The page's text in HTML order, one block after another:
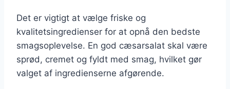
Det er vigtigt at vælge friske og
kvalitetsingredienser for at opnå den bedste
smagsoplevelse. En god cæsarsalat skal være
sprød, cremet og fyldt med smag, hvilket gør
valget af ingredienserne afgørende.